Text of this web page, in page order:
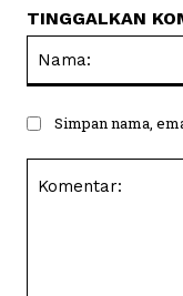
TINGGALKAN
Simpan nama,